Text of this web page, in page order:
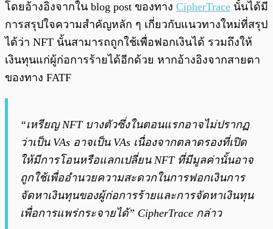
โดยอ้างอิงจากใน blog post ของทาง CipherTrace นั้นได้มี
การสรุปใจความสำคัญหลัก ๆ เกี่ยวกับแนวทางใหม่ที่สรุป
ได้ว่า NFT นั้นสามารถถูกใช้เพื่อฟอกเงินได้ รวมถึงให้
เงินทุนแก่ผู้ก่อการร้ายได้อีกด้วย หากอ้างอิงจากสายตา
ของทาง FATF
“เหรียญ NFT บางตัวซึ่งในตอนแรกอาจไม่ปรากฏ
ว่าเป็น VAs อาจเป็น VAs เนื่องจากตลาดรองที่เปิด
ให้มีการโอนหรือแลกเปลี่ยน NFT ที่มีมูลค่านั้นอาจ
ถูกใช้เพื่ออำนวยความสะดวกในการฟอกเงินการ
จัดหาเงินทุนของผู้ก่อการร้ายและการจัดหาเงินทุน
เพื่อการแพร่กระจายได้” CipherTrace กล่าว